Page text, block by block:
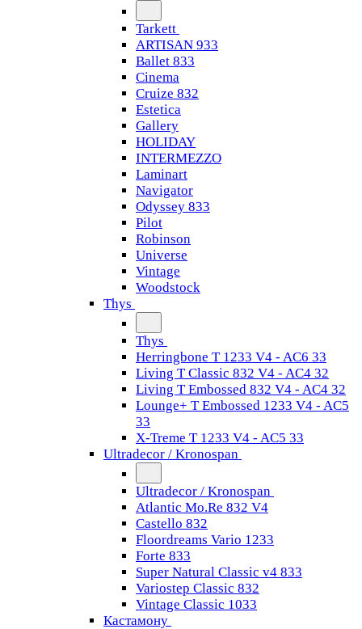
Tarkett
ARTISAN 933
Ballet 833
Cinema
Cruize 832
Estetica
Gallery
HOLIDAY
INTERMEZZO
Laminart
Navigator
Odyssey 833
Pilot
Robinson
Universe
Vintage
Woodstock
Thys
Thys
Herringbone T 1233 V4 - AC6 33
Living T Classic 832 V4 - AC4 32
Living T Embossed 832 V4 - AC4 32
Lounge+ T Embossed 1233 V4 - AC5
33
X-Treme T 1233 V4 - AC5 33
Ultradecor / Kronospan
Ultradecor / Kronospan
Atlantic Mo.Re 832 V4
Castello 832
Floordreams Vario 1233
Forte 833
Super Natural Classic v4 833
Variostep Classic 832
Vintage Classic 1033
Кастамону